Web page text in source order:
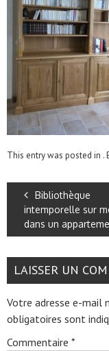
This entry was posted in .
Bibliothèque
intemporelle sur
dans un
LAISSER UN
Votre adresse e-mail
obligatoires sont
Commentaire *